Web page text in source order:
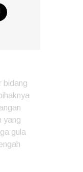
bidang
yang
gula